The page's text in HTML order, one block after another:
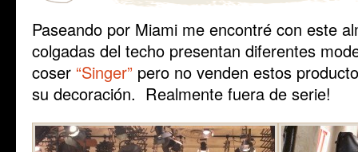
Paseando por Miami me encontré con este
colgadas del techo presentan diferentes
coser “Singer” pero no venden estos
su decoración. Realmente fuera de serie!